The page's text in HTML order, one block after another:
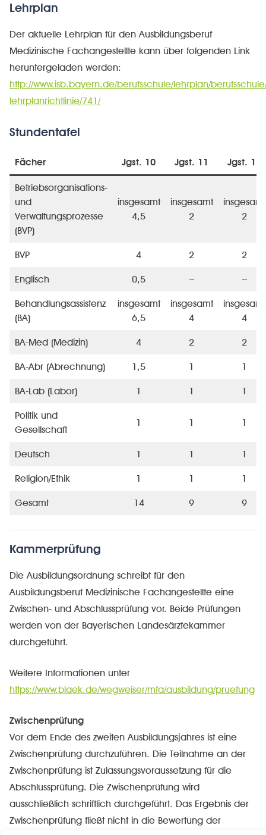
Lehrplan
Der aktuelle Lehrplan für den Ausbildungsberuf
Medizinische Fachangestellte kann über folgenden Link
heruntergeladen werden:
http://www.isb.bayern.de/berufsschule/lehrplan/
lehrplanrichtlinie/741/
Stundentafel
Fächer Jgst. 10 Jgst. 11 Jgst. 12
Betriebsorganisations-
und
Verwaltungsprozesse
(BVP)
insgesamt
4,5
insgesamt
2
insgesamt
2
BVP 4 2 2
Englisch 0,5 – –
Behandlungsassistenz
(BA)
insgesamt
6,5
insgesamt
4
insgesamt
4
BA-Med (Medizin) 4 2 2
BA-Abr (Abrechnung) 1,5 1 1
BA-Lab (Labor) 1 1 1
Politik und
Gesellschaft
1 1 1
Deutsch 1 1 1
Religion/Ethik 1 1 1
Gesamt 14 9 9
Kammerprüfung
Die Ausbildungsordnung schreibt für den
Ausbildungsberuf Medizinische Fachangestellte eine
Zwischen- und Abschlussprüfung vor. Beide Prüfungen
werden von der Bayerischen Landesärztekammer
durchgeführt.
Weitere Informationen unter
https://www.blaek.de/wegweiser/mfa/ausbildung/pruefung
Zwischenprüfung
Vor dem Ende des zweiten Ausbildungsjahres ist eine
Zwischenprüfung durchzuführen. Die Teilnahme an der
Zwischenprüfung ist Zulassungsvoraussetzung für die
Abschlussprüfung. Die Zwischenprüfung wird
ausschließlich schriftlich durchgeführt. Das Ergebnis der
Zwischenprüfung fließt nicht in die Bewertung der